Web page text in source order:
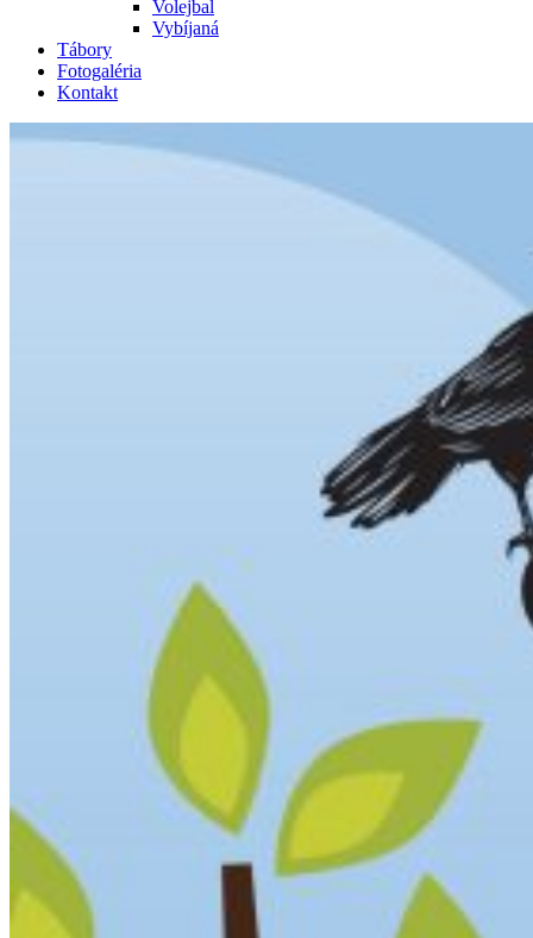
Volejbal
Vybíjaná
Tábory
Fotogaléria
Kontakt